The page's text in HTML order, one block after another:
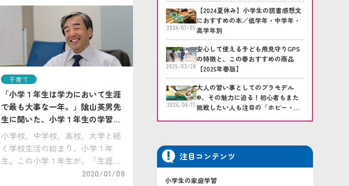
年10月からスタートした「幼児教
育・保育の無償化」により、浮い
た利用料を […]
子育て
「小学１年生は学力において生涯
で最も大事な一年。」隂山英男先
生に聞いた、小学１年生の学習で
大切なこととは？
小学校、中学校、高校、大学と続
く学校生活の始まり、小学１年
生。この小学１年生が、「生涯で
最も大事な一年」だと言い切るの
2020/01/08
2024/07/05
【2024夏休み】小学生の読書感想文
におすすめの本／低学年・中学年・
高学年別
2025/03/28
安心して使える子ども用見守りGPS
の特徴と、この春おすすめの商品
【2025年春版】
2026/04/17
大人の習い事としてのプラモデル
®、その魅力に迫る！初心者もまた
挑戦したい人も注目の「ホビー・プ
注目コンテンツ
小学生の家庭学習